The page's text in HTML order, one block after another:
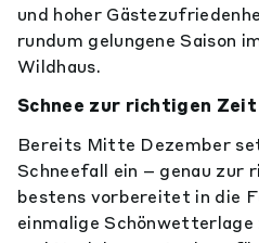
und hoher
rundum gelungene Saison
Wildhaus.
Schnee zur richtigen
Bereits Mitte Dezember
Schneefall ein – genau zur
bestens vorbereitet in die
einmalige Schönwetterlage